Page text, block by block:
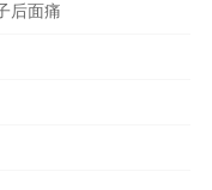
后面痛